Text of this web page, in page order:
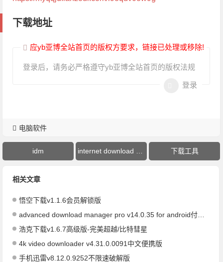
下载地址
应yb亚博全站首页的版权方要求，链接已处理或移除!
登录后，请务必严格遵守yb亚博全站首页的版权法规
登录
电脑软件
idm 下载工具
相关文章
悟空下载v1.1.6会员解锁版
advanced download manager pro v14.0.35 for android付费高级版
浩克下载v1.6.7高级版-完美超越/比特彗星
4k video downloader v4.31.0.0091中文便携版
手机迅雷v8.12.0.9252不限速破解版